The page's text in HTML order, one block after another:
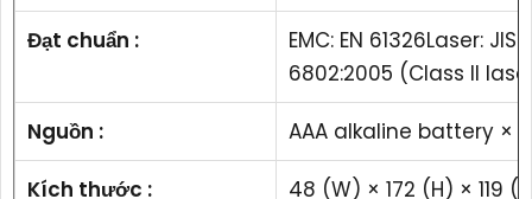
Đạt chuẩn :
EMC: EN 61326Laser: JIS
6802:2005 (Class II
Nguồn : AAA alkaline battery × 2
Kích thước :
48 (W) × 172 (H) × 119